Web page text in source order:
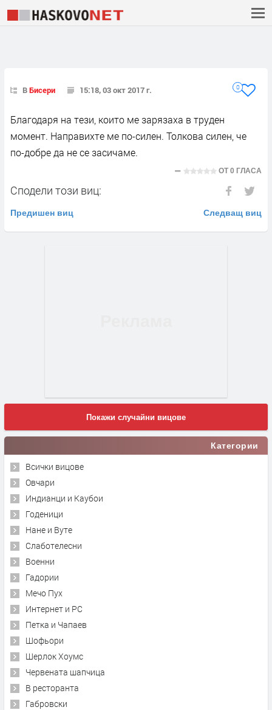
ВБисери 15:18, 03 окт 2017 г. 0
Благодаря на тези, които ме зарязаха в труден
момент. Направихте ме по-силен. Толкова силен, че
по-добре да не се засичаме.
ОТ0 ГЛАСА
Сподели този виц:
Предишен виц Следващ виц
Покажи случайни вицове
Категории
Всички вицове
Овчари
Индианци и Каубои
Годеници
Нане и Вуте
Слаботелесни
Военни
Гадории
Мечо Пух
Интернет и PC
Петка и Чапаев
Шофьори
Шерлок Хоумс
Червената шапчица
В ресторанта
Габровски